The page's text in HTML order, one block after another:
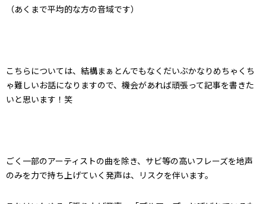
（あくまで平均的な方の音域です）
こちらについては、結構まぁとんでもなくだいぶかなりめちゃくち
ゃ難しいお話になりますので、機会があれば頑張って記事を書きた
いと思います！笑
ごく一部のアーティストの曲を除き、サビ等の高いフレーズを地声
のみを力で持ち上げていく発声は、リスクを伴います。